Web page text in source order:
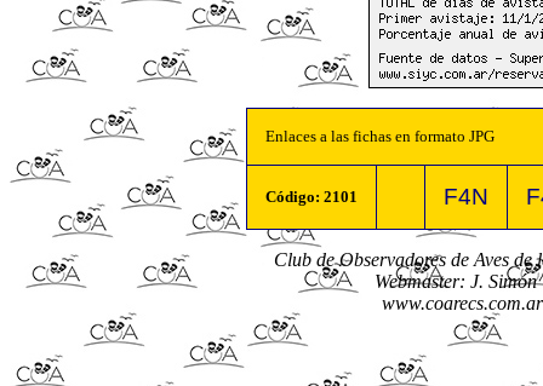
Enlaces a las fichas en formato JPG
Código: 2101 F4N
Club de Observadores de Aves
Webmaster: J.